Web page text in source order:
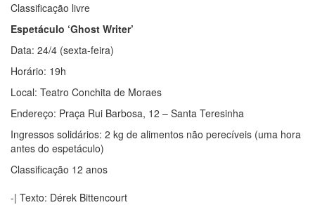
Classificação livre
Espetáculo ‘Ghost Writer’
Data: 24/4 (sexta-feira)
Horário: 19h
Local: Teatro Conchita de Moraes
Endereço: Praça Rui Barbosa, 12 – Santa Teresinha
Ingressos solidários: 2 kg de alimentos não perecíveis (uma hora
antes do espetáculo)
Classificação 12 anos
-| Texto: Dérek Bittencourt